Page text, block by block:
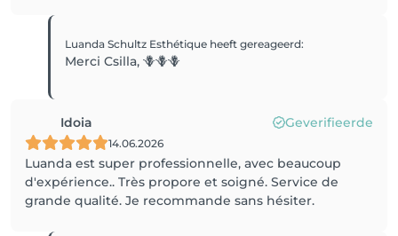
Luanda Schultz Esthétique heeft gereageerd:
Merci Csilla, 🪻🪻🪻
Idoia Geverifieerde
14.06.2026
Luanda est super professionnelle, avec beaucoup
d'expérience.. Très propore et soigné. Service de
grande qualité. Je recommande sans hésiter.